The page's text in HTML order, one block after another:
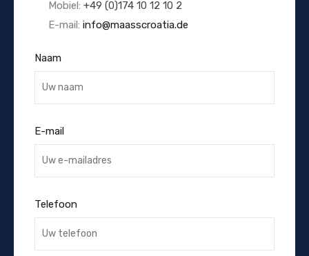
Mobiel: +49 (0)174 10 12 10 2
E-mail: info@maasscroatia.de
Naam
E-mail
Telefoon